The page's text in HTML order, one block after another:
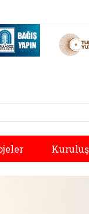
sekmede açılır)
On Yılı (yeni sekmede
Darülaceze